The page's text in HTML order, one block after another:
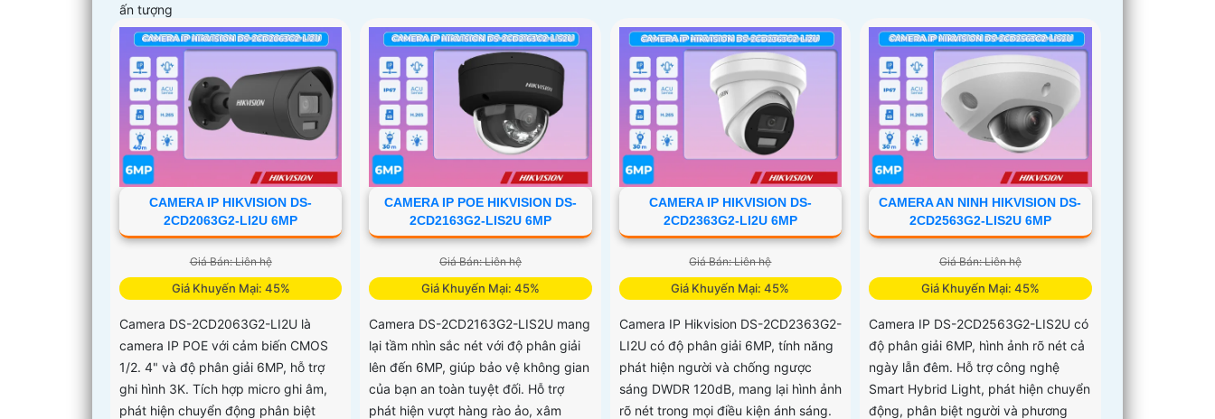
ấn tượng
CAMERA IP HIKVISION DS-
2CD2063G2-LI2U 6MP
Giá Bán: Liên hệ
Giá Khuyến Mại: 45%
Camera DS-2CD2063G2-LI2U là
camera IP POE với cảm biến CMOS
1/2. 4" và độ phân giải 6MP, hỗ trợ
ghi hình 3K. Tích hợp micro ghi âm,
phát hiện chuyển động phân biệt
CAMERA IP POE HIKVISION DS-
2CD2163G2-LIS2U 6MP
Giá Bán: Liên hệ
Giá Khuyến Mại: 45%
Camera DS-2CD2163G2-LIS2U mang
lại tầm nhìn sắc nét với độ phân giải
lên đến 6MP, giúp bảo vệ không gian
của bạn an toàn tuyệt đối. Hỗ trợ
phát hiện vượt hàng rào ảo, xâm
CAMERA IP HIKVISION DS-
2CD2363G2-LI2U 6MP
Giá Bán: Liên hệ
Giá Khuyến Mại: 45%
Camera IP Hikvision DS-2CD2363G2-
LI2U có độ phân giải 6MP, tính năng
phát hiện người và chống ngược
sáng DWDR 120dB, mang lại hình ảnh
rõ nét trong mọi điều kiện ánh sáng.
CAMERA AN NINH HIKVISION DS-
2CD2563G2-LIS2U 6MP
Giá Bán: Liên hệ
Giá Khuyến Mại: 45%
Camera IP DS-2CD2563G2-LIS2U có
độ phân giải 6MP, hình ảnh rõ nét cả
ngày lẫn đêm. Hỗ trợ công nghệ
Smart Hybrid Light, phát hiện chuyển
động, phân biệt người và phương